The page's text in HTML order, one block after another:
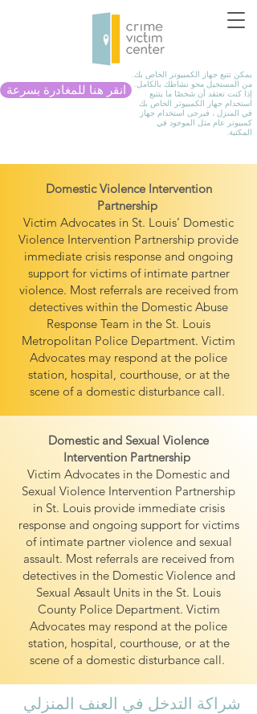
انقر هنا للمغادرة بسرعة
يمكن تتبع جهاز الكمبيوتر الخاص بك.
من المستحيل محو نشاطك بالكامل.
إذا كنت تعتقد أن شخصًا ما يتتبع
استخدام جهاز الكمبيوتر الخاص بك
في المنزل ، فيرجى استخدام جهاز
كمبيوتر عام مثل الموجود في
المكتبة.
Domestic Violence Intervention
Partnership
Victim Advocates in St. Louis’ Domestic
Violence Intervention Partnership provide
immediate crisis response and ongoing
support for victims of intimate partner
violence. Most referrals are received from
detectives within the Domestic Abuse
Response Team in the St. Louis
Metropolitan Police Department. Victim
Advocates may respond at the police
station, hospital, courthouse, or at the
scene of a domestic disturbance call.
Domestic and Sexual Violence
Intervention Partnership
Victim Advocates in the Domestic and
Sexual Violence Intervention Partnership
in St. Louis provide immediate crisis
response and ongoing support for victims
of intimate partner violence and sexual
assault. Most referrals are received from
detectives in the Domestic Violence and
Sexual Assault Units in the St. Louis
County Police Department. Victim
Advocates may respond at the police
station, hospital, courthouse, or at the
scene of a domestic disturbance call.
شراكة التدخل في العنف المنزلي